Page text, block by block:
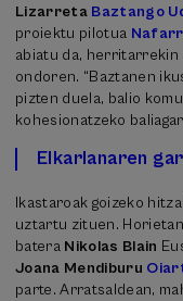
Lizarreta Baztango
proiektu pilotua
abiatu da, herritarrekin
ondoren. “Baztanen
pizten duela, balio
kohesionatzeko
Elkarlanaren
Ikastaroak goizeko
uztartu zituen.
batera Nikolas Blain
Joana Mendiburu
parte. Arratsaldean,